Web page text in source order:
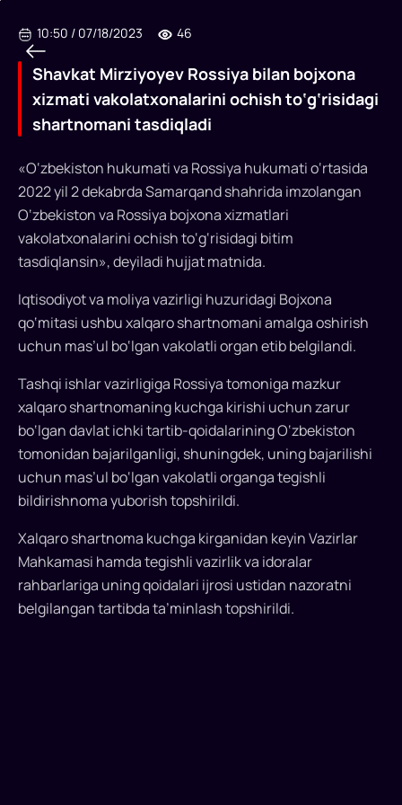
Shavkat
Mirziyoyev
Rossiya
bilan
bojxona
xizmati
vakolatxonalarini
ochish
to‘g‘risidagi
shartnomani
tasdiqladi
iyul
kuni
prezident
10:50 / 07/18/2023 46
Shavkat Mirziyoyev Rossiya bilan bojxona
xizmati vakolatxonalarini ochish to‘g‘risidagi
shartnomani tasdiqladi
«O‘zbekiston hukumati va Rossiya hukumati o‘rtasida
2022 yil 2 dekabrda Samarqand shahrida imzolangan
O‘zbekiston va Rossiya bojxona xizmatlari
vakolatxonalarini ochish to‘g‘risidagi bitim
tasdiqlansin», deyiladi hujjat matnida.
Iqtisodiyot va moliya vazirligi huzuridagi Bojxona
qo‘mitasi ushbu xalqaro shartnomani amalga oshirish
uchun mas’ul bo‘lgan vakolatli organ etib belgilandi.
Tashqi ishlar vazirligiga Rossiya tomoniga mazkur
xalqaro shartnomaning kuchga kirishi uchun zarur
bo‘lgan davlat ichki tartib-qoidalarining O‘zbekiston
tomonidan bajarilganligi, shuningdek, uning bajarilishi
uchun mas’ul bo‘lgan vakolatli organga tegishli
bildirishnoma yuborish topshirildi.
Xalqaro shartnoma kuchga kirganidan keyin Vazirlar
Mahkamasi hamda tegishli vazirlik va idoralar
rahbarlariga uning qoidalari ijrosi ustidan nazoratni
belgilangan tartibda ta’minlash topshirildi.